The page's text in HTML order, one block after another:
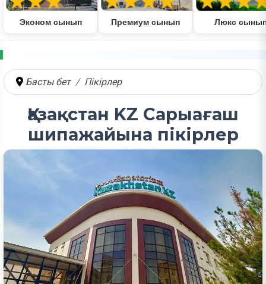
Эконом сынып Премиум сынып Люкс
Басты бет Пікірлер
Қазақстан KZ Сарыағаш
шипажайына пікірлер